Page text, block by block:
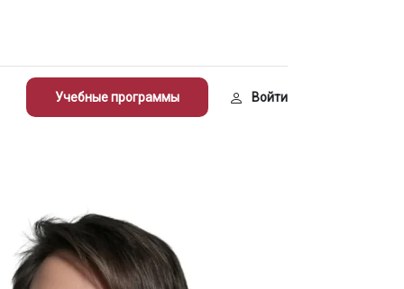
Учебные программы Войти